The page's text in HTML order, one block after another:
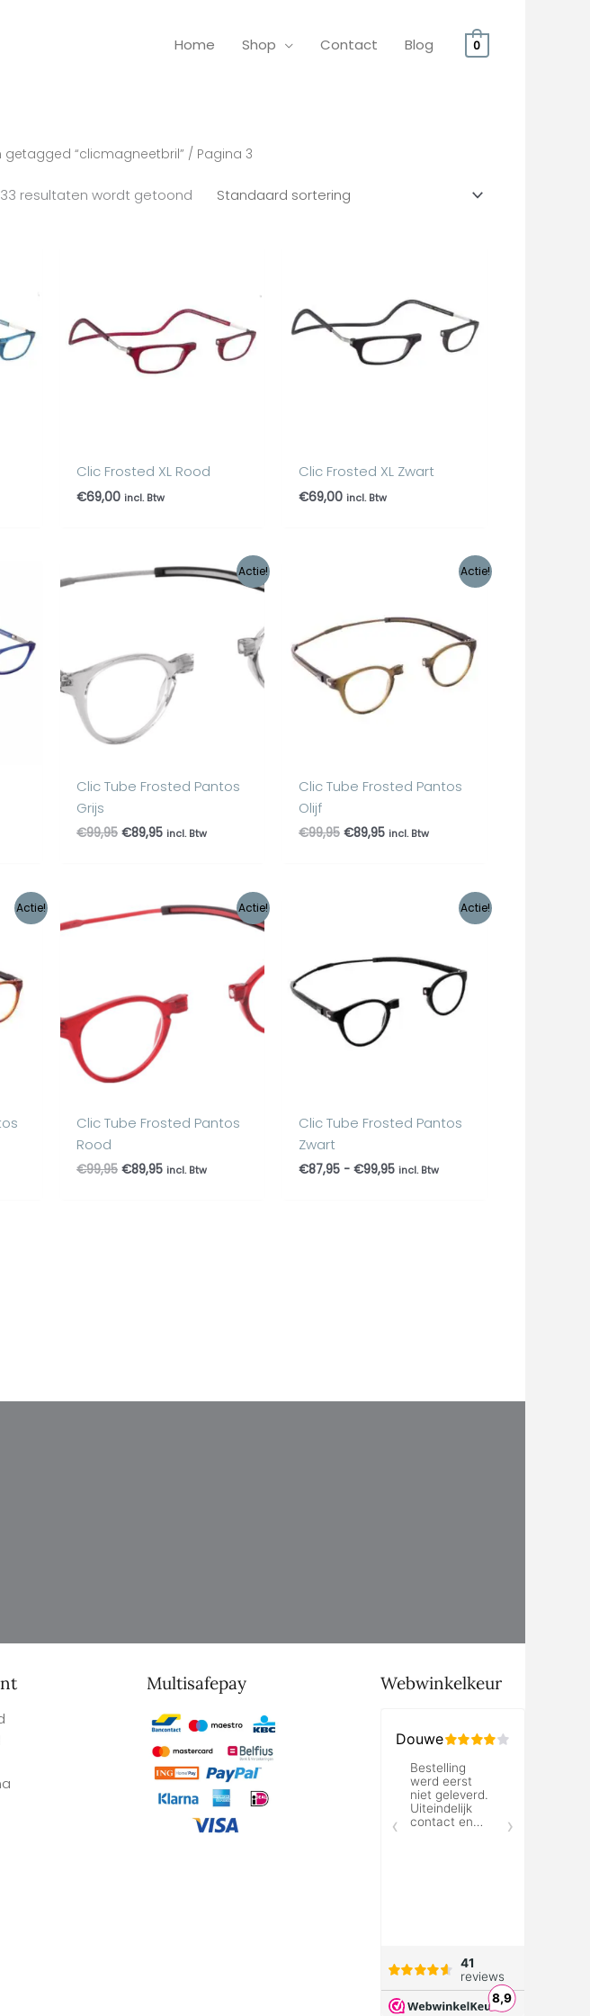
Home Shop Contact Blog 0
getagged “clicmagneetbril” / Pagina 3
resultaten wordt getoond
Clic Frosted XL Rood
€69,00 incl. Btw
Clic Frosted XL Zwart
€69,00 incl. Btw
Actie!
Clic Tube Frosted Pantos
Grijs
€99,95
Oorspronkelijke
prijs
€89,95
Huidige
prijs
incl. Btw
Actie!
Clic Tube Frosted Pantos
Olijf
€99,95
€99,95.
€89,95
€89,95.
incl. Btw
Actie! Actie!
Clic Tube Frosted Pantos
Rood
€99,95
Oorspronkelijke
prijs
€89,95
Huidige
prijs
incl. Btw
Actie!
Clic Tube Frosted Pantos
Zwart
€87,95 - €99,95 incl. Btw
Multisafepay Webwinkelkeur